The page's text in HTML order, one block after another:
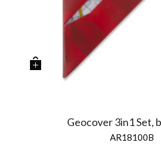
Geocover 3in1 Set,
AR18100B